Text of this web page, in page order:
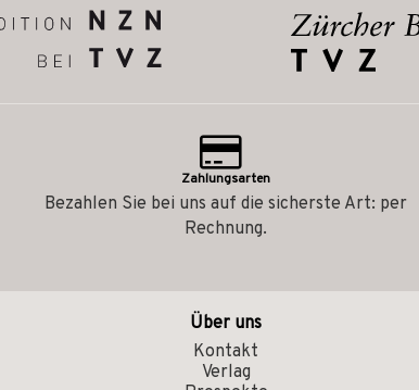
Zahlungsarten
Bezahlen Sie bei uns auf die sicherste Art: per
Rechnung.
Über uns
Kontakt
Verlag